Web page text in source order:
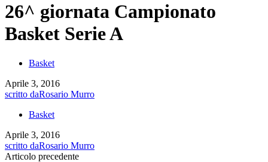
26^ giornata Campionato
Basket Serie A
Basket
Aprile 3, 2016
scritto daRosario Murro
Basket
Aprile 3, 2016
scritto daRosario Murro
Articolo precedente